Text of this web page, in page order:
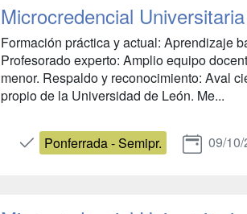
Microcredencial
Formación práctica y actual: Aprendizaje
Profesorado experto: Amplio equipo
menor. Respaldo y reconocimiento: Aval
propio de la Universidad de León. Me...
Ponferrada - Semipr. 09/